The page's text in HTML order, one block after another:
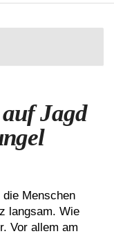
Jagd
Menschen
langsam. Wie
Vor allem am